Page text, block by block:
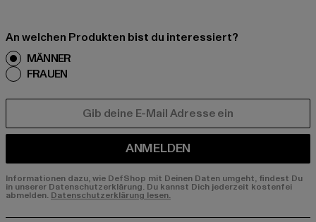
An welchen Produkten bist du interessiert?
MÄNNER
FRAUEN
ANMELDEN
Informationen dazu, wie DefShop mit Deinen Daten umgeht, findest Du
in unserer Datenschutzerklärung. Du kannst Dich jederzeit kostenfei
abmelden. Datenschutzerklärung lesen.